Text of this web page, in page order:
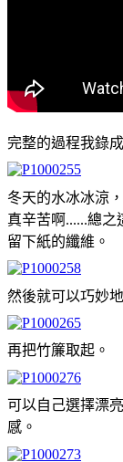
完整的過程我錄
冬天的水冰冰涼
真辛苦啊......總
留下紙的纖維。
然後就可以巧妙
再把竹簾取起。
可以自己選擇漂
感。